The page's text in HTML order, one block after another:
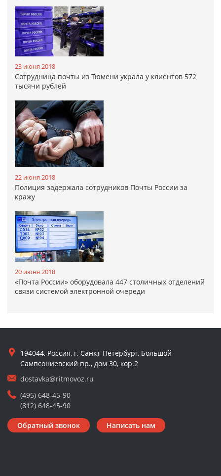
23 июня 2018
Сотрудница почты из Тюмени украла у клиентов 572
тысячи рублей
22 июня 2018
Полиция задержала сотрудников Почты России за
кражу
20 июня 2018
«Почта России» оборудовала 447 столичных отделений
связи системой электронной очереди
194044, Россия, г. Санкт-Петербург, Большой
Сампсониевский пр., дом 30, кор.2
dostavka@ritmovoz.ru
(495) 648-45-90
(812) 648-45-90
Обратный звонок Написать нам